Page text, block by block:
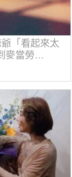
「看起來太
麥當勞…